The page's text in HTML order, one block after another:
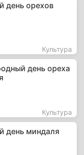
день орехов
Культура
день ореха
Культура
день миндаля